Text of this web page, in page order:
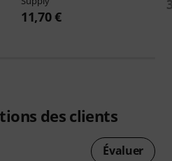
11,70 €
des clients
Évaluer